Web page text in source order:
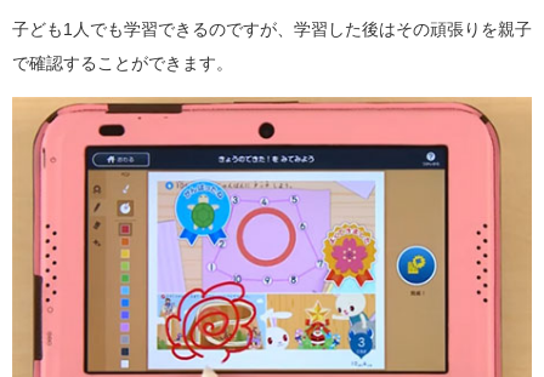
子ども1人でも学習できるのですが、学習した後はその頑張りを親子
で確認することができます。